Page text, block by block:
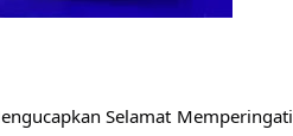
Selamat Memperingati